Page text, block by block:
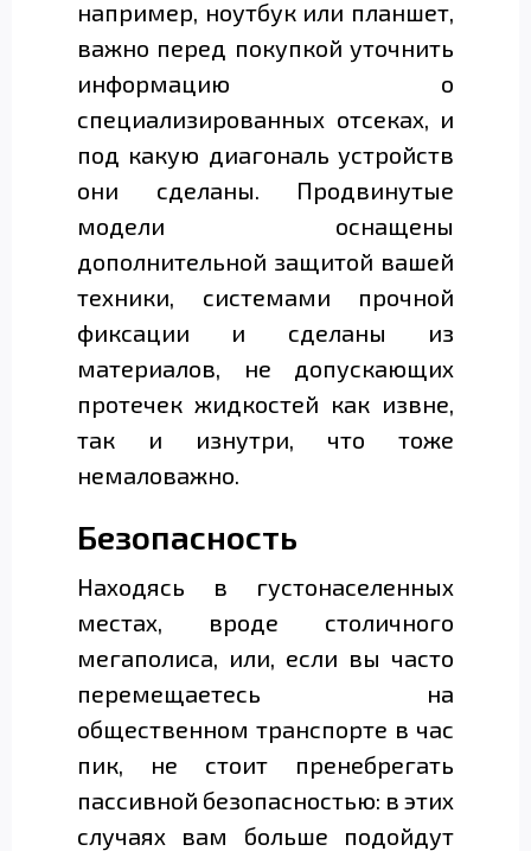
например, ноутбук или планшет,
важно перед покупкой уточнить
информацию о
специализированных отсеках, и
под какую диагональ устройств
они сделаны. Продвинутые
модели оснащены
дополнительной защитой вашей
техники, системами прочной
фиксации и сделаны из
материалов, не допускающих
протечек жидкостей как извне,
так и изнутри, что тоже
немаловажно.
Безопасность
Находясь в густонаселенных
местах, вроде столичного
мегаполиса, или, если вы часто
перемещаетесь на
общественном транспорте в час
пик, не стоит пренебрегать
пассивной безопасностью: в этих
случаях вам больше подойдут